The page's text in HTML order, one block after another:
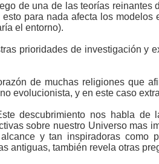
de una de las teorías
para nada afecta los
el entorno).
prioridades de investigación y
de muchas religiones que
evolucionista, y en este caso
descubrimiento nos habla de
sobre nuestro Universo mas
y tan inspiradoras como
antiguas, también revela otras